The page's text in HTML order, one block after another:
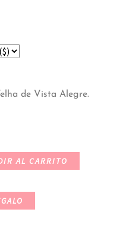
de Vista Alegre.
AL CARRITO